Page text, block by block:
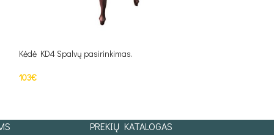
Kėdė KD4 Spalvų pasirinkimas.
103€
PREKIŲ KATALOGAS